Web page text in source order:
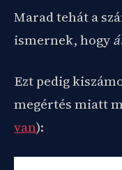
Marad tehát a
ismernek, hogy
Ezt pedig
megértés miatt
van):